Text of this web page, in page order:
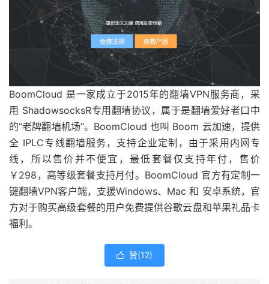
BoomCloud 是一家成立于2015年的翻墙VPN服务商，采
用 ShadowsocksR专用翻墙协议，属于是翻墙爱好者口中
的“老牌翻墙机场”。BoomCloud 也叫 Boom 云加速，提供
全 IPLC专线翻墙服务，支持企业定制，由于采用内网专
线，所以售价并不便宜，最低套餐仅支持年付，售价
￥298，高等级套餐支持月付。BoomCloud 官方有定制一
键翻墙VPN客户端，支援Windows、Mac 和 安卓系统，官
方对于购买高级套餐的用户免费提供谷歌云盘和苹果礼品卡
福利。
 赞(12)